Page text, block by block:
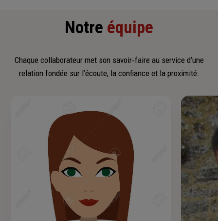
Notre équipe
Chaque collaborateur met son savoir‑faire au service d’une
relation fondée sur l’écoute, la confiance et la proximité.